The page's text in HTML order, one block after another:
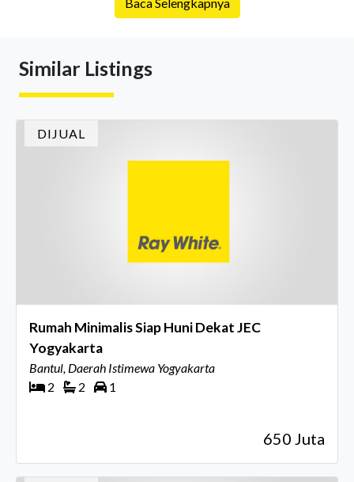
Lebih dari 400 marketing executives dan principals
menghidupkan suasana, acara ini dihadiri oleh Country
Baca Selengkapnya
Similar Listings
DIJUAL
Rumah Minimalis Siap Huni Dekat JEC
Yogyakarta
Bantul, Daerah Istimewa Yogyakarta
2
2 1
650 Juta